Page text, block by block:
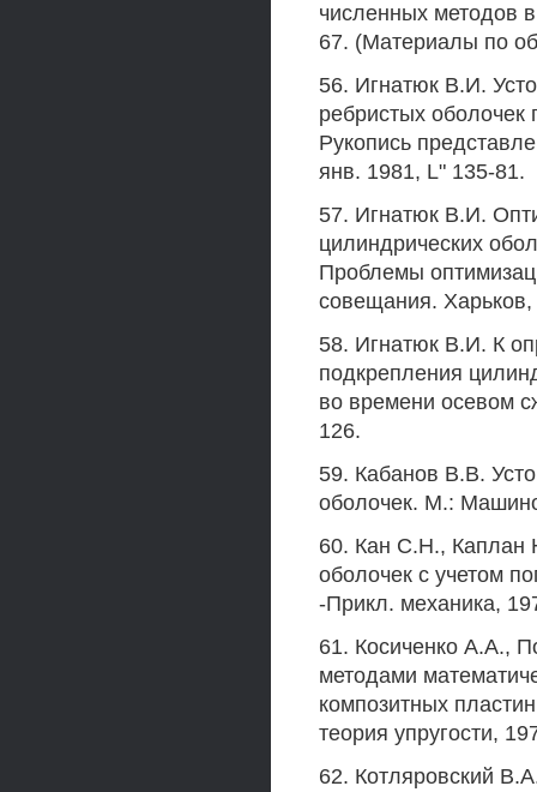
численных методов
67. (Материалы по
56. Игнатюк В.И.
ребристых оболочек
Рукопись
янв. 1981, L" 135-81.
57. Игнатюк В.И.
цилиндрических
Проблемы
совещания. Харьков,
58. Игнатюк В.И. К
подкрепления
во времени осевом
126.
59. Кабанов В.В.
оболочек. М.:
60. Кан С.Н., Каплан
оболочек с учетом
-Прикл. механика,
61. Косиченко А.А.,
методами
композитных
теория упругости,
62. Котляровский